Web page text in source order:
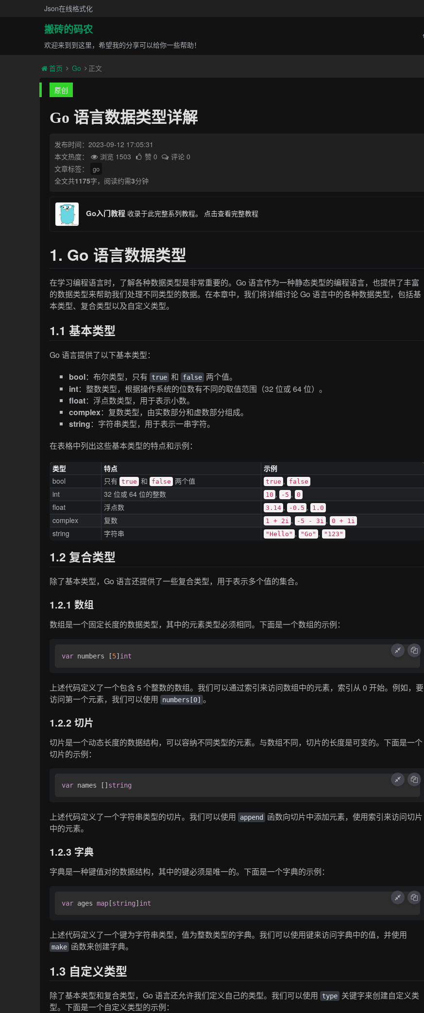
Json在线格式化
搬砖的码农
欢迎来到到这里，希望我的分享可以给你一些帮助！
首页 Go 正文
原创
Go 语言数据类型详解
发布时间：2023-09-12 17:05:31
本文热度：
浏览 1503 赞 0
评论 0
文章标签：
go
全文共1175字，阅读约需3分钟
Go入门教程 收录于此完整系列教程。 点击查看完整教程
1. Go 语言数据类型
在学习编程语言时，了解各种数据类型是非常重要的。Go 语言作为一种静态类型的编程语言，也提供了丰富
的数据类型来帮助我们处理不同类型的数据。在本章中，我们将详细讨论 Go 语言中的各种数据类型，包括基
本类型、复合类型以及自定义类型。
1.1 基本类型
Go 语言提供了以下基本类型：
bool：布尔类型，只有 true 和 false 两个值。
int：整数类型，根据操作系统的位数有不同的取值范围（32 位或 64 位）。
float：浮点数类型，用于表示小数。
complex：复数类型，由实数部分和虚数部分组成。
string：字符串类型，用于表示一串字符。
在表格中列出这些基本类型的特点和示例：
类型 特点
示例
bool
只有 true 和 false 两个值 true , false
int 32 位或 64 位的整数 10 , -5 , 0
float 浮点数 3.14 , -0.5 , 1.0
complex 复数 1 + 2i , -5 - 3i , 0 + 1i
string 字符串 "Hello" , "Go" , "123"
1.2 复合类型
除了基本类型，Go 语言还提供了一些复合类型，用于表示多个值的集合。
1.2.1 数组
数组是一个固定长度的数据类型，其中的元素类型必须相同。下面是一个数组的示例：
var numbers [5] int
上述代码定义了一个包含 5 个整数的数组。我们可以通过索引来访问数组中的元素，索引从 0 开始。例如，要
访问第一个元素，我们可以使用 numbers[0] 。
1.2.2 切片
切片是一个动态长度的数据结构，可以容纳不同类型的元素。与数组不同，切片的长度是可变的。下面是一个
切片的示例：
var names [] string
上述代码定义了一个字符串类型的切片。我们可以使用 append
函数向切片中添加元素，使用索引来访问切片
中的元素。
1.2.3 字典
字典是一种键值对的数据结构，其中的键必须是唯一的。下面是一个字典的示例：
var ages map [string] int
上述代码定义了一个键为字符串类型，值为整数类型的字典。我们可以使用键来访问字典中的值，并使用
make 函数来创建字典。
1.3 自定义类型
除了基本类型和复合类型，Go 语言还允许我们定义自己的类型。我们可以使用 type 关键字来创建自定义类
型。下面是一个自定义类型的示例：